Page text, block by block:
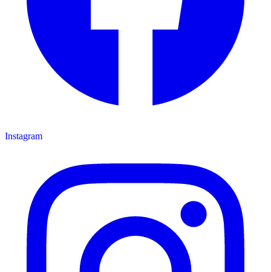
Instagram